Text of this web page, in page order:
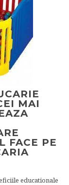
MAI
FACE PE
educationale